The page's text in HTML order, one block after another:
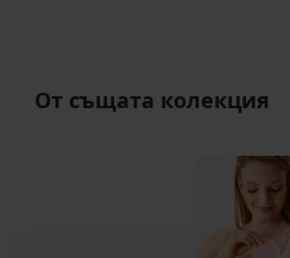
От същата колекция